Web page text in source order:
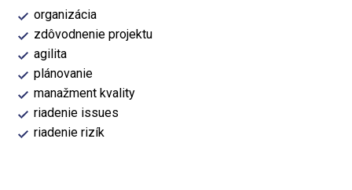
organizácia
zdôvodnenie projektu
agilita
plánovanie
manažment kvality
riadenie issues
riadenie rizík